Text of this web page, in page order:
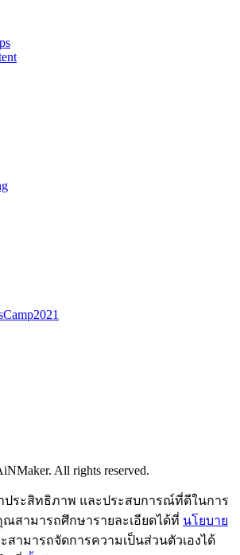
All rights reserved.
ประสิทธิภาพ และประสบการณ์ที่ดีในการ
สามารถศึกษารายละเอียดได้ที่ นโยบาย
สามารถจัดการความเป็นส่วนตัวเองได้